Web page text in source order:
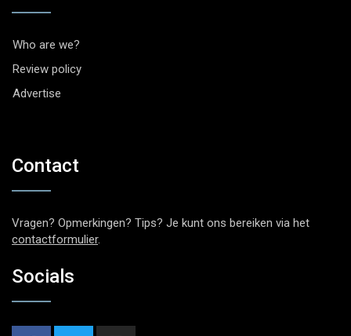
Who are we?
Review policy
Advertise
Contact
Vragen? Opmerkingen? Tips? Je kunt ons bereiken via het
contactformulier.
Socials